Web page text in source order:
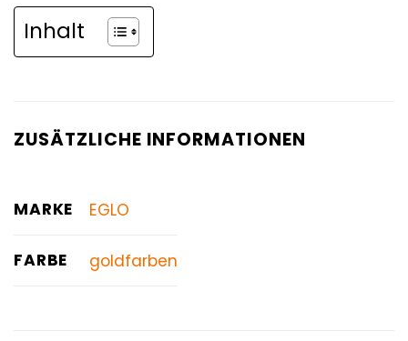
Inhalt
ZUSÄTZLICHE INFORMATIONEN
MARKE EGLO
FARBE goldfarben